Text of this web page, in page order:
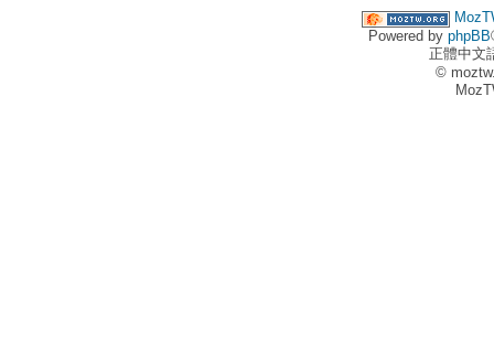
Powered by phpBB
正體中文
©